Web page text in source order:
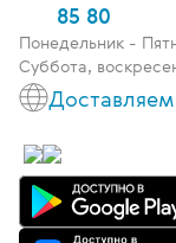
85 80
Понедельник -
Суббота,